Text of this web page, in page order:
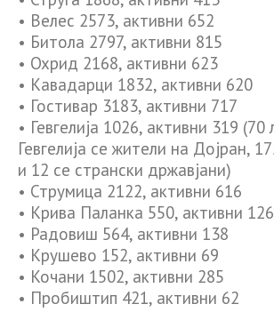
• Велес 2573, активни 652
• Битола 2797, активни 815
• Охрид 2168, активни 623
• Кавадарци 1832, активни 620
• Гостивар 3183, активни 717
• Гевгелија 1026, активни 319
Гевгелија се жители на Дојран,
и 12 се странски државјани)
• Струмица 2122, активни 616
• Крива Паланка 550, активни 126
• Радовиш 564, активни 138
• Крушево 152, активни 69
• Кочани 1502, активни 285
• Пробиштип 421, активни 62